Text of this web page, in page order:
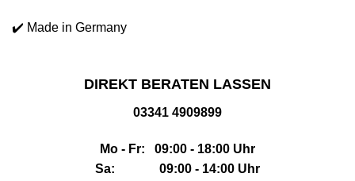
✔️ Made in Germany
DIREKT BERATEN LASSEN
03341 4909899
Mo - Fr: 09:00 - 18:00 Uhr
Sa: 09:00 - 14:00 Uhr